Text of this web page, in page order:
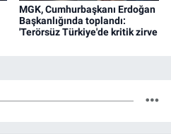
MGK, Cumhurbaşkanı Erdoğan
Başkanlığında toplandı:
'Terörsüz Türkiye'de kritik zirve